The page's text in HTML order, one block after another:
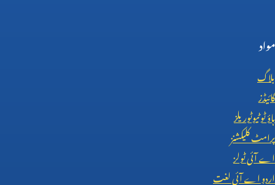
مواد
بلاگ
گائیڈز
ہاؤ ٹو ٹیوٹوریلز
پرامٹ کلیکشنز
اے آئی ٹولز
اردو اے آئی لغت